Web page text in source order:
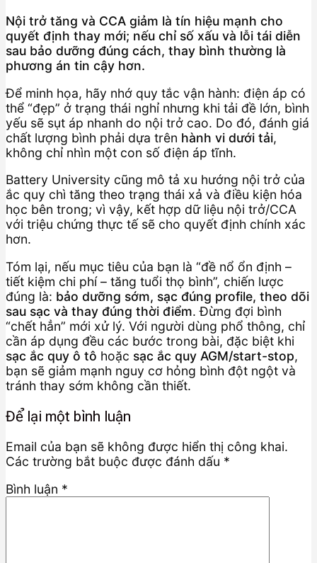
Nội trở tăng và CCA giảm là tín hiệu mạnh cho
quyết định thay mới; nếu chỉ số xấu và lỗi tái diễn
sau bảo dưỡng đúng cách, thay bình thường là
phương án tin cậy hơn.
Để minh họa, hãy nhớ quy tắc vận hành: điện áp có
thể “đẹp” ở trạng thái nghỉ nhưng khi tải đề lớn, bình
yếu sẽ sụt áp nhanh do nội trở cao. Do đó, đánh giá
chất lượng bình phải dựa trên hành vi dưới tải,
không chỉ nhìn một con số điện áp tĩnh.
Battery University cũng mô tả xu hướng nội trở của
ắc quy chì tăng theo trạng thái xả và điều kiện hóa
học bên trong; vì vậy, kết hợp dữ liệu nội trở/CCA
với triệu chứng thực tế sẽ cho quyết định chính xác
hơn.
Tóm lại, nếu mục tiêu của bạn là “đề nổ ổn định –
tiết kiệm chi phí – tăng tuổi thọ bình”, chiến lược
đúng là: bảo dưỡng sớm, sạc đúng profile, theo dõi
sau sạc và thay đúng thời điểm. Đừng đợi bình
“chết hẳn” mới xử lý. Với người dùng phổ thông, chỉ
cần áp dụng đều các bước trong bài, đặc biệt khi
sạc ắc quy ô tô hoặc sạc ắc quy AGM/start-stop,
bạn sẽ giảm mạnh nguy cơ hỏng bình đột ngột và
tránh thay sớm không cần thiết.
Để lại một bình luận
Email của bạn sẽ không được hiển thị công khai.
Các trường bắt buộc được đánh dấu *
Bình luận *